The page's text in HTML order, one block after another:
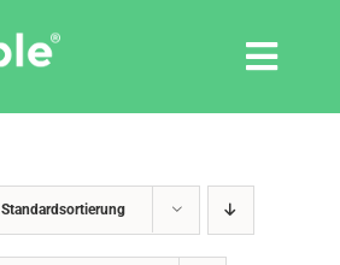
Standardsortierung